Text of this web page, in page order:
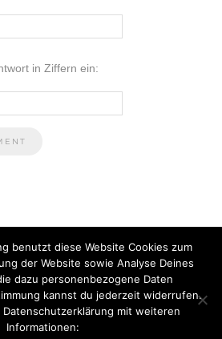
in Ziffern ein:
benutzt diese Website Cookies zum
der Website sowie Analyse Deines
dazu personenbezogene Daten
kannst du jederzeit widerrufen.
mit weiteren
Informationen: